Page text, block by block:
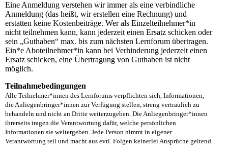
Eine Anmeldung verstehen wir immer als eine verbindliche
Anmeldung (das heißt, wir erstellen eine Rechnung) und
erstatten keine Kostenbeiträge. Wer als Einzelteilnehmer*in
nicht teilnehmen kann, kann jederzeit einen Ersatz schicken oder
sein „Guthaben“ max. bis zum nächsten Lernforum übertragen.
Ein*e Aboteilnehmer*in kann bei Verhinderung jederzeit einen
Ersatz schicken, eine Übertragung von Guthaben ist nicht
möglich.
Teilnahmebedingungen
Alle Teilnehmer*innen des Lernforums verpflichten sich, Informationen,
die Anliegenbringer*innen zur Verfügung stellen, streng vertraulich zu
behandeln und nicht an Dritte weiterzugeben. Die Anliegenbringer*innen
ihrerseits tragen die Verantwortung dafür, welche persönlichen
Informationen sie weitergeben. Jede Person nimmt in eigener
Verantwortung teil und macht aus evtl. Folgen keinerlei Ansprüche geltend.